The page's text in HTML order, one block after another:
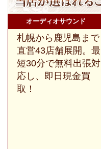
オーディオサウンド
札幌から鹿児島まで
直営43店舗展開。最
短30分で無料出張対
応し、即日現金買
取！